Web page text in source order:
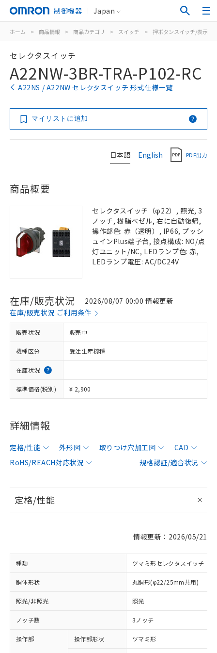
制御機器 Japan
ホーム > 商品情報 > 商品カテゴリ > スイッチ > 押ボタンスイッチ/表示灯
セレクタスイッチ
A22NW-3BR-TRA-P102-RC
A22NS / A22NW セレクタスイッチ 形式仕様一覧
マイリストに追加
日本語 English PDF出力
商品概要
セレクタスイッチ（φ22）, 照光, 3
ノッチ, 樹脂ベゼル, 右に自動復帰,
操作部色: 赤（透明）, IP66, プッシ
ュインPlus端子台, 接点構成: NO/点
灯ユニット/NC, LEDランプ色: 赤,
LEDランプ電圧: AC/DC24V
在庫/販売状況
2026/08/07 00:00 情報更新
在庫/販売状況 ご利用条件
販売状況 販売中
機種区分 受注生産機種
在庫状況
標準価格(税別) ¥ 2,900
詳細情報
定格/性能 外形図 取りつけ穴加工図
CAD
RoHS/REACH対応状況
規格認証/適合状況
定格/性能
情報更新：2026/05/21
種類 ツマミ形セレクタスイッチ
胴体形状 丸胴形(φ22/25mm共用)
照光/非照光 照光
ノッチ数 3ノッチ
操作部 操作部形状 ツマミ形